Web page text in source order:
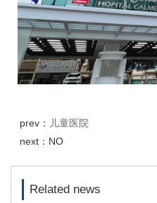
prev： 儿童医院
next：NO
Related news